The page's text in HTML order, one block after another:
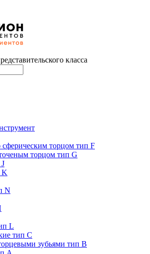
класса
сферическим торцом тип F
торцом тип G
K
N
L
тип C
зубьями тип B